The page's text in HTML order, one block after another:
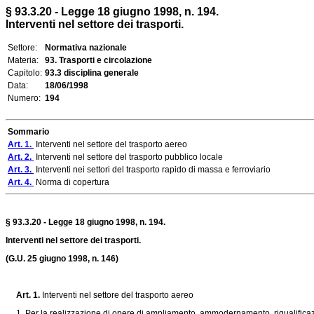
§ 93.3.20 - Legge 18 giugno 1998, n. 194.
Interventi nel settore dei trasporti.
Settore:
Normativa nazionale
Materia:
93. Trasporti e circolazione
Capitolo: 93.3 disciplina generale
Data:
18/06/1998
Numero: 194
Sommario
Art. 1.
Interventi nel settore del trasporto aereo
Art. 2.
Interventi nel settore del trasporto pubblico locale
Art. 3.
Interventi nei settori del trasporto rapido di massa e ferroviario
Art. 4. Norma di copertura
§ 93.3.20 - Legge 18 giugno 1998, n. 194.
Interventi nel settore dei trasporti.
(G.U. 25 giugno 1998, n. 146)
Art. 1. Interventi nel settore del trasporto aereo